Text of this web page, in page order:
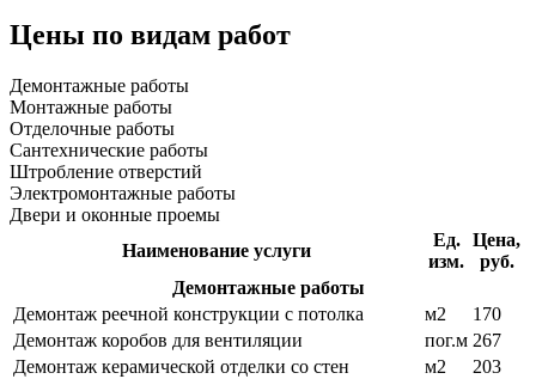
Цены по видам работ
Демонтажные работы
Монтажные работы
Отделочные работы
Сантехнические работы
Штробление отверстий
Электромонтажные работы
Двери и оконные проемы
Наименование услуги
Ед.
изм.
Цена,
руб.
Демонтажные работы
Демонтаж реечной конструкции с потолка
м2
170
Демонтаж коробов для вентиляции
пог.м 267
Демонтаж керамической отделки со стен
м2
203